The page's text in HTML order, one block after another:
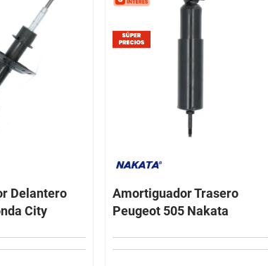
Delantero
City
Amortiguador Trasero
Peugeot 505 Nakata